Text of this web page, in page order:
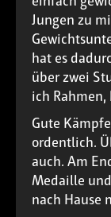
Jungen zu
hat es
über zwei
ich Rahmen,
Gute
ordentlich.
auch. Am
Medaille
nach Hause